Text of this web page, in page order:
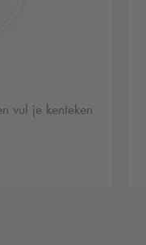
vul je kenteken